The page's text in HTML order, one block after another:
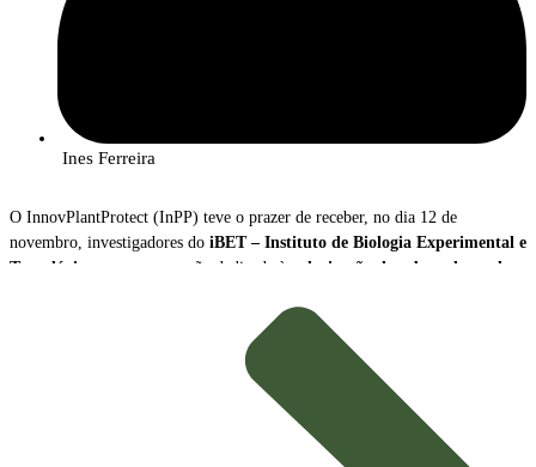
Ines Ferreira
O InnovPlantProtect (InPP) teve o prazer de receber, no dia 12 de
novembro, investigadores do iBET – Instituto de Biologia Experimental e
Tecnológica
, para uma sessão dedicada à
valorização de subprodutos da
A sessão contou com a participação de Naiara Fernández
e Líder da Plataforma Tecnológica do iBET, e de
João Baixinho
Doutorando na mesma plataforma. Os investigadores partilharam a missão e
as principais linhas de investigação do centro, dando especial ênfase ao
novos biopesticidas com elevado potencial de